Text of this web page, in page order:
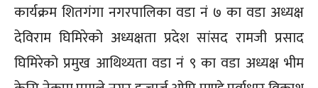
कार्यक्रम शितगंगा नगरपालिका वडा नं ७ का वडा अध्यक्ष
देविराम घिमिरेको अध्यक्षता प्रदेश सांसद रामजी प्रसाद
घिमिरेको प्रमुख आथिथ्यता वडा नं ९ का वडा अध्यक्ष भीम